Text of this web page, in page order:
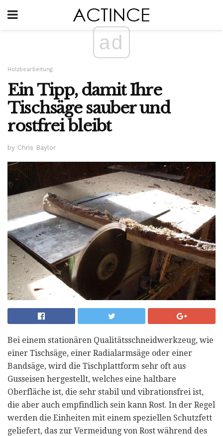
ad
Holzbearbeitung
Ein Tipp, damit Ihre
Tischsäge sauber und
rostfrei bleibt
by Chris Baylor
Bei einem stationären Qualitätsschneidwerkzeug, wie
einer Tischsäge, einer Radialarmsäge oder einer
Bandsäge, wird die Tischplattform sehr oft aus
Gusseisen hergestellt, welches eine haltbare
Oberfläche ist, die sehr stabil und vibrationsfrei ist,
die aber auch empfindlich sein kann Rost. In der Regel
werden die Einheiten mit einem speziellen Schutzfett
geliefert, das zur Vermeidung von Rost während des